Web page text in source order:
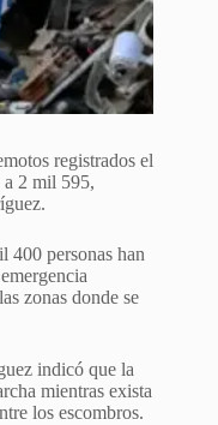
registrados el
a 2 mil 595,
400 personas han
zonas donde se
indicó que la
mientras exista
los escombros.